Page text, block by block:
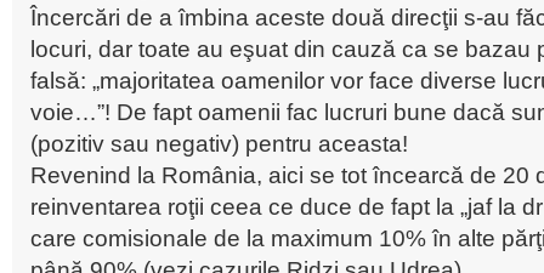
Încercări de a îmbina aceste două direcţii s-au
locuri, dar toate au eşuat din cauză ca se bazau
falsă: „majoritatea oamenilor vor face diverse
voie…”! De fapt oamenii fac lucruri bune dacă
(pozitiv sau negativ) pentru aceasta!
Revenind la România, aici se tot încearcă de 20
reinventarea roţii ceea ce duce de fapt la „jaf la
care comisionale de la maximum 10% în alte